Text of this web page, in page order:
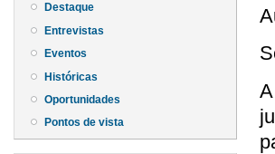
Destaque
Entrevistas
Eventos
Históricas
Oportunidades
Pontos de vista